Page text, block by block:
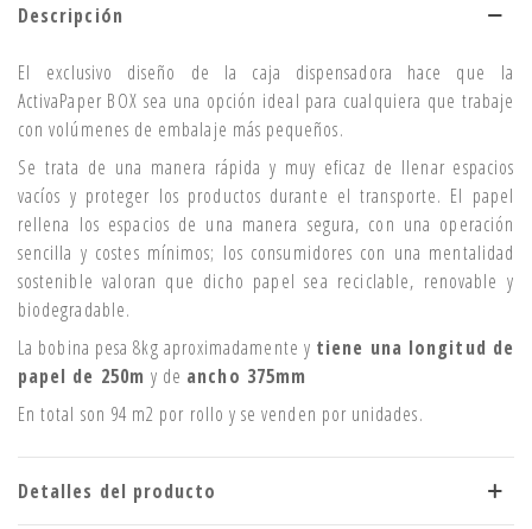
Descripción
El exclusivo diseño de la caja dispensadora hace que la
ActivaPaper BOX sea una opción ideal para cualquiera que trabaje
con volúmenes de embalaje más pequeños.
Se trata de una manera rápida y muy eficaz de llenar espacios
vacíos y proteger los productos durante el transporte. El papel
rellena los espacios de una manera segura, con una operación
sencilla y costes mínimos; los consumidores con una mentalidad
sostenible valoran que dicho papel sea reciclable, renovable y
biodegradable.
La bobina pesa 8kg aproximadamente y tiene una longitud de
papel de 250m y de ancho 375mm
En total son 94 m2 por rollo y se venden por unidades.
Detalles del producto